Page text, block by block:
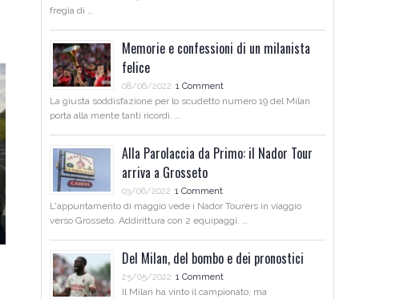
fregia di …
Memorie e confessioni di un milanista
felice
08/06/2022 1 Comment
La giusta soddisfazione per lo scudetto numero 19 del Milan
porta alla mente tanti ricordi. …
Alla Parolaccia da Primo: il Nador Tour
arriva a Grosseto
03/06/2022 1 Comment
L'appuntamento di maggio vede i Nador Tourers in viaggio
verso Grosseto. Addirittura con 2 equipaggi. …
Del Milan, del bombo e dei pronostici
25/05/2022 1 Comment
Il Milan ha vinto il campionato, ma